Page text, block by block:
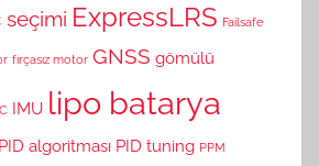
seçimi ExpressLRS Failsafe
fırçasız motor GNSS gömülü
IMU lipo batarya
PID algoritması PID tuning PPM